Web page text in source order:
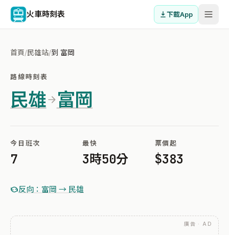
火車時刻表 下載App
首頁/民雄站/到 富岡
路線時刻表
民雄 富岡
今日班次
7
最快
3時50分
票價起
$383
反向：富岡 → 民雄
廣告 · AD